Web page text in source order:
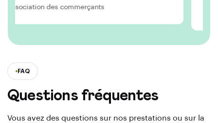
Association des commerçants
FAQ
Questions fréquentes
Vous avez des questions sur nos prestations ou sur la